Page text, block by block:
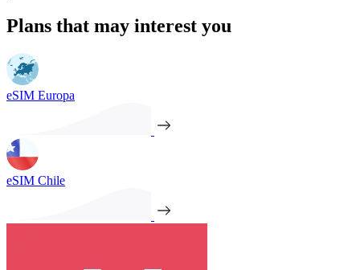
Plans that may interest you
eSIM Europa
eSIM Chile